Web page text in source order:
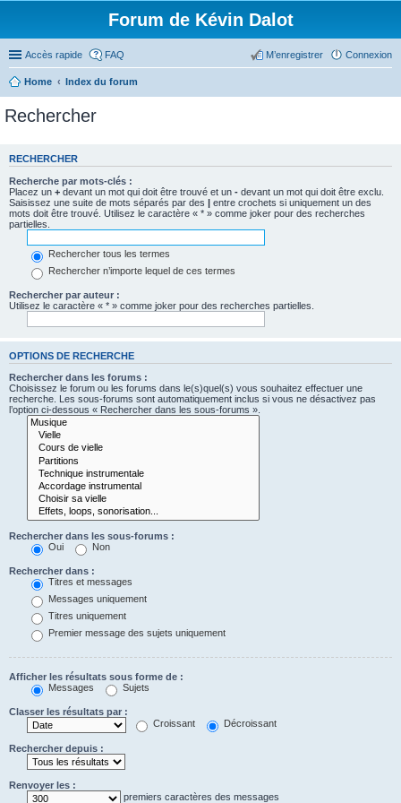
Forum de Kévin Dalot
Accès rapide FAQ Connexion
M’enregistrer
Home Index du forum
Rechercher
RECHERCHER
Recherche par mots-clés :
Placez un + devant un mot qui doit être trouvé et un - devant un mot qui doit être exclu.
Saisissez une suite de mots séparés par des | entre crochets si uniquement un des
mots doit être trouvé. Utilisez le caractère « * » comme joker pour des recherches
partielles.
Rechercher tous les termes
Rechercher n’importe lequel de ces termes
Rechercher par auteur :
Utilisez le caractère « * » comme joker pour des recherches partielles.
OPTIONS DE RECHERCHE
Rechercher dans les forums :
Choisissez le forum ou les forums dans le(s)quel(s) vous souhaitez effectuer une
recherche. Les sous-forums sont automatiquement inclus si vous ne désactivez pas
l’option ci-dessous « Rechercher dans les sous-forums ».
Rechercher dans les sous-forums :
Oui
Non
Rechercher dans :
Titres et messages
Messages uniquement
Titres uniquement
Premier message des sujets uniquement
Afficher les résultats sous forme de :
Messages
Sujets
Classer les résultats par :
Croissant
Décroissant
Rechercher depuis :
Renvoyer les :
premiers caractères des messages